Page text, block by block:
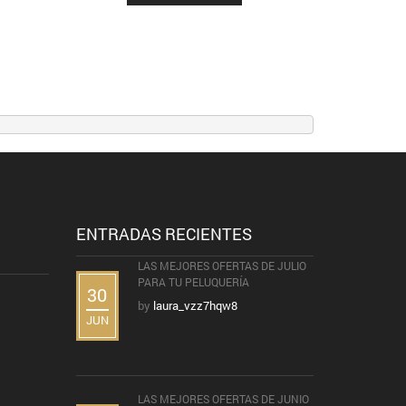
ENTRADAS RECIENTES
30
JUN
LAS MEJORES OFERTAS DE JULIO
PARA TU PELUQUERÍA
by laura_vzz7hqw8
LAS MEJORES OFERTAS DE JUNIO